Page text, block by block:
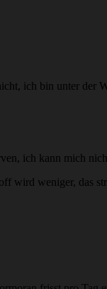
ich bin unter der
ich kann mich
wird weniger, das